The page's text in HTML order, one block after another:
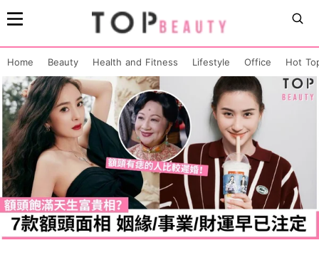
Home Beauty Health and Fitness Lifestyle Office Hot